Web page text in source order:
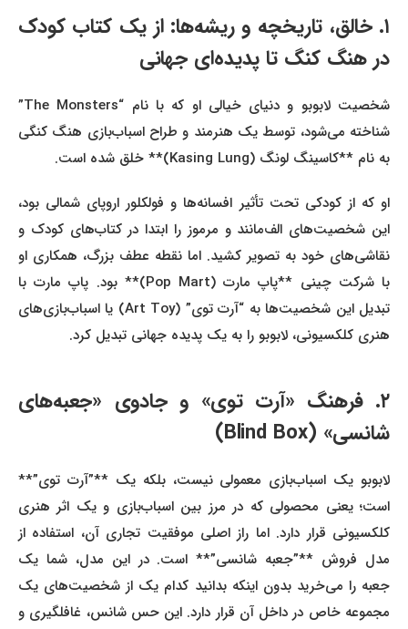
۱. خالق، تاریخچه و ریشه‌ها: از یک کتاب کودک
در هنگ کنگ تا پدیده‌ای جهانی
شخصیت لابوبو و دنیای خیالی او که با نام “The Monsters”
شناخته می‌شود، توسط یک هنرمند و طراح اسباب‌بازی هنگ کنگی
به نام **کاسینگ لونگ (Kasing Lung)** خلق شده است.
او که از کودکی تحت تأثیر افسانه‌ها و فولکلور اروپای شمالی بود،
این شخصیت‌های الف‌مانند و مرموز را ابتدا در کتاب‌های کودک و
نقاشی‌های خود به تصویر کشید. اما نقطه عطف بزرگ، همکاری او
با شرکت چینی **پاپ مارت (Pop Mart)** بود. پاپ مارت با
تبدیل این شخصیت‌ها به “آرت توی” (Art Toy) یا اسباب‌بازی‌های
هنری کلکسیونی، لابوبو را به یک پدیده جهانی تبدیل کرد.
۲. فرهنگ «آرت توی» و جادوی «جعبه‌های
شانسی» (Blind Box)
لابوبو یک اسباب‌بازی معمولی نیست، بلکه یک **”آرت توی”**
است؛ یعنی محصولی که در مرز بین اسباب‌بازی و یک اثر هنری
کلکسیونی قرار دارد. اما راز اصلی موفقیت تجاری آن، استفاده از
مدل فروش **”جعبه شانسی”** است. در این مدل، شما یک
جعبه را می‌خرید بدون اینکه بدانید کدام یک از شخصیت‌های یک
مجموعه خاص در داخل آن قرار دارد. این حس شانس، غافلگیری و